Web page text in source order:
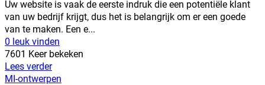
Uw website is vaak de eerste indruk die een potentiële klant
van uw bedrijf krijgt, dus het is belangrijk om er een goede
van te maken. Een e...
0 leuk vinden
7601 Keer bekeken
Lees verder
MI-ontwerpen